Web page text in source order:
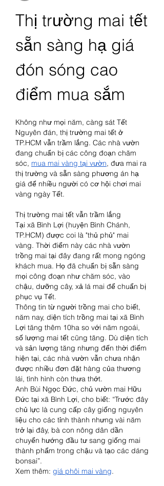
Thị trường mai tết
sẵn sàng hạ giá
đón sóng cao
điểm mua sắm
Không như mọi năm, càng sát Tết
Nguyên đán, thị trường mai tết ở
TP.HCM vẫn trầm lắng. Các nhà vườn
đang chuẩn bị các công đoạn chăm
sóc, mua mai vàng tại vườn, đưa mai ra
thị trường và sẵn sàng phương án hạ
giá để nhiều người có cơ hội chơi mai
vàng ngày Tết.
Thị trường mai tết vẫn trầm lắng
Tại xã Bình Lợi (huyện Bình Chánh,
TP.HCM) được coi là "thủ phủ" mai
vàng. Thời điểm này các nhà vườn
trồng mai tại đây đang rất mong ngóng
khách mua. Họ đã chuẩn bị sẵn sàng
mọi công đoạn như chăm sóc, vào
chậu, dưỡng cây, xả lá mai để chuẩn bị
phục vụ Tết.
Thông tin từ người trồng mai cho biết,
năm nay, diện tích trồng mai tại xã Bình
Lợi tăng thêm 10ha so với năm ngoái,
số lượng mai tết cũng tăng. Dù diện tích
và sản lượng tăng nhưng đến thời điểm
hiện tại, các nhà vườn vẫn chưa nhận
được nhiều đơn đặt hàng của thương
lái, tình hình còn thưa thớt.
Anh Bùi Ngọc Đức, chủ vườn mai Hữu
Đức tại xã Bình Lợi, cho biết: “Trước đây
chủ lực là cung cấp cây giống nguyên
liệu cho các tỉnh thành nhưng vài năm
trở lại đây, bà con nông dân dần
chuyển hướng đầu tư sang giống mai
thành phẩm trong chậu và tạo các dáng
bonsai”.
Xem thêm: giá phôi mai vàng.